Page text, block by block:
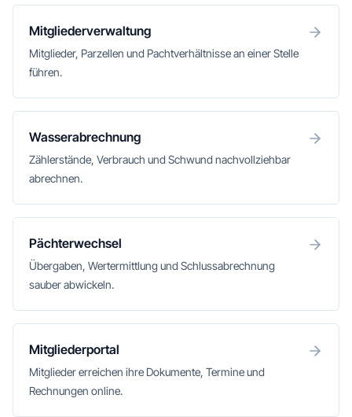
Mitgliederverwaltung
Mitglieder, Parzellen und Pachtverhältnisse an einer Stelle
führen.
Wasserabrechnung
Zählerstände, Verbrauch und Schwund nachvollziehbar
abrechnen.
Pächterwechsel
Übergaben, Wertermittlung und Schlussabrechnung
sauber abwickeln.
Mitgliederportal
Mitglieder erreichen ihre Dokumente, Termine und
Rechnungen online.